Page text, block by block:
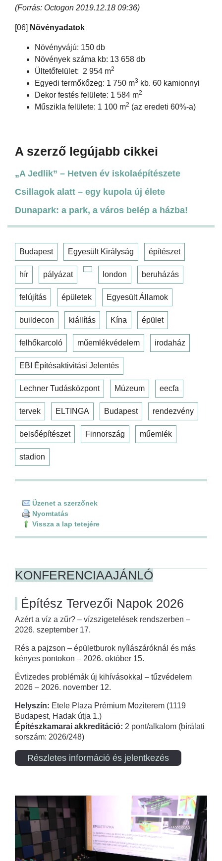
(Forrás: Octogon 2019.12.18 09:36)
[06] Növényadatok
Növényvájú: 150 db
Növények száma kb: 13 658 db
Ültetőfelület: 2 954 m2
Egyedi termőkőzeg: 1 750 m3 kb. 60 kamionnyi
Dekor festés felülete: 1 584 m2
Műszikla felülete: 1 100 m2 (az eredeti 60%-a)
A szerző legújabb cikkei
„A Jedlik” – Hetven év iskolaépítészete
Csillagok alatt – egy kupola új élete
Dunapark: a park, a város belép a házba!
Budapest Egyesült Királyság építészet
hír pályázat london beruházás
felújítás épületek Egyesült Államok
buildecon kiállítás Kína épület
felhőkarcoló műemlékvédelem irodaház
EBI Építésaktivitási Jelentés
Lechner Tudásközpont Múzeum eecfa
tervek ELTINGA Budapest rendezvény
belsőépítészet Finnország műemlék
stadion
Üzenet a szerzőnek
Nyomtatás
Vissza a lap tetejére
KONFERENCIAAJÁNLÓ
Építész Tervezői Napok 2026
Azért a víz a zűr? – vízszigetelések rendszerben –
2026. szeptember 17.
Rés a pajzson – épületburok nyílászáróknál és más
kényes pontokon – 2026. október 15.
Évtizedes problémák új kihívásokkal – tűzvédelem
2026 – 2026. november 12.
Helyszín: Etele Plaza Prémium Moziterem (1119
Budapest, Hadak útja 1.)
Építészkamarai akkreditáció: 2 pont/alkalom (bírálati
sorszám: 2026/248)
Részletes információ és jelentkezés